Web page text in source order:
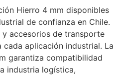
Hierro 4 mm disponibles
de confianza en Chile.
y accesorios de transporte
aplicación industrial. La
garantiza compatibilidad
industria logística,